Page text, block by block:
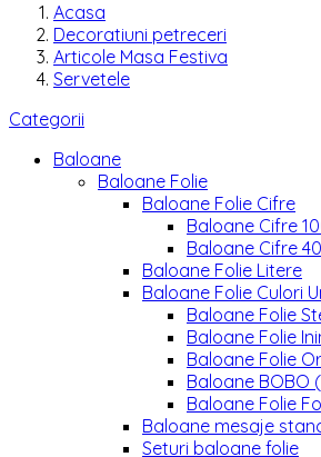
Acasa
Decoratiuni petreceri
Articole Masa Festiva
Servetele
Categorii
Baloane
Baloane Folie
Baloane Folie Cifre
Baloane Cifre
Baloane Cifre
Baloane Folie Litere
Baloane Folie Culori
Baloane Folie
Baloane Folie
Baloane Folie
Baloane BOBO
Baloane Folie
Baloane mesaje
Seturi baloane folie